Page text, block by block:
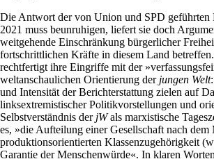
Die Antwort der von Union und SPD geführten
2021 muss beunruhigen, liefert sie doch
weitgehende Einschränkung bürgerlicher
fortschrittlichen Kräfte in diesem Land
rechtfertigt ihre Eingriffe mit der
weltanschaulichen Orientierung der jungen Welt
und Intensität der Berichterstattung zielen auf
linksextremistischer Politikvorstellungen und
Selbstverständnis der jWals marxistische
es, »die Aufteilung einer Gesellschaft nach dem
produktionsorientierten Klassenzugehörigkeit
Garantie der Menschenwürde«. In klaren